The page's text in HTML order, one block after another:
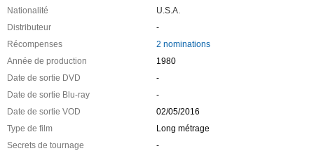
Nationalité
U.S.A.
Distributeur
-
Récompenses
2 nominations
Année de production
1980
Date de sortie DVD
-
Date de sortie Blu-ray
-
Date de sortie VOD
02/05/2016
Type de film
Long métrage
Secrets de tournage
-